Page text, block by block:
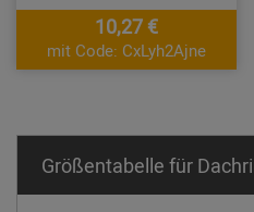
10,27 €
mit Code: CxLyh2Ajne
Größentabelle für